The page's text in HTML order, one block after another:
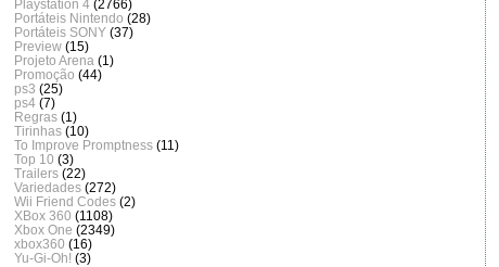
Playstation 4 (2766)
Portáteis Nintendo (28)
Portáteis SONY (37)
Preview (15)
Projeto Arena (1)
Promoção (44)
ps3 (25)
ps4 (7)
Regras (1)
Tirinhas (10)
To Improve Promptness (11)
Top 10 (3)
Trailers (22)
Variedades (272)
Wii Friend Codes (2)
XBox 360 (1108)
Xbox One (2349)
xbox360 (16)
Yu-Gi-Oh! (3)